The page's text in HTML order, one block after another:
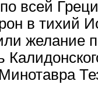
всей
в тихий
желание